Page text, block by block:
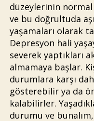
düzeylerinin normal
ve bu doğrultuda
yaşamaları olarak
Depresyon hali
severek yaptıkları
almamaya başlar.
durumlara karşı
gösterebilir ya da
kalabilirler.
durumu ve